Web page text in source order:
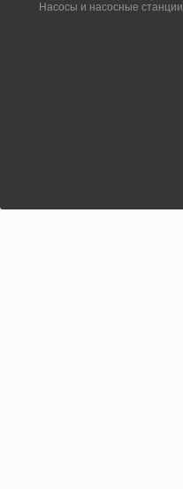
Насосы и насосные станции